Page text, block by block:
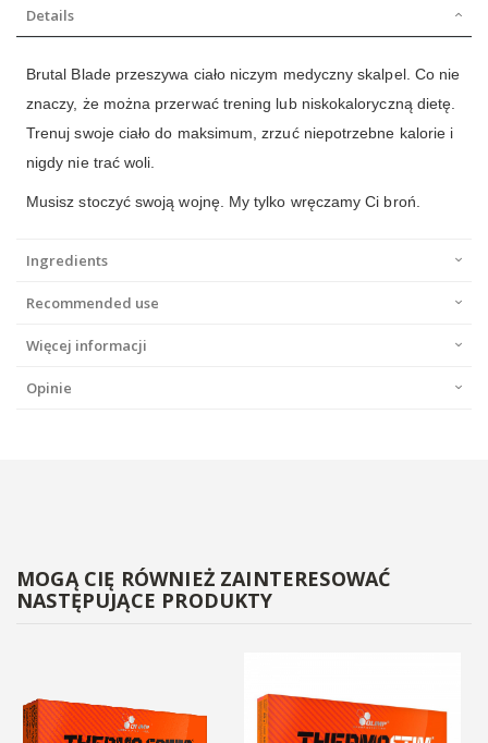
Details
Brutal Blade przeszywa ciało niczym medyczny skalpel. Co nie
znaczy, że można przerwać trening lub niskokaloryczną dietę.
Trenuj swoje ciało do maksimum, zrzuć niepotrzebne kalorie i
nigdy nie trać woli.
Musisz stoczyć swoją wojnę. My tylko wręczamy Ci broń.
Ingredients
Recommended use
Więcej informacji
Opinie
MOGĄ CIĘ RÓWNIEŻ ZAINTERESOWAĆ
NASTĘPUJĄCE PRODUKTY